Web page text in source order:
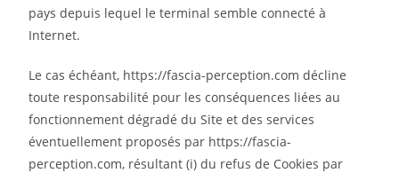
pays depuis lequel le terminal semble connecté à
Internet.
Le cas échéant, https://fascia-perception.com décline
toute responsabilité pour les conséquences liées au
fonctionnement dégradé du Site et des services
éventuellement proposés par https://fascia-
perception.com, résultant (i) du refus de Cookies par